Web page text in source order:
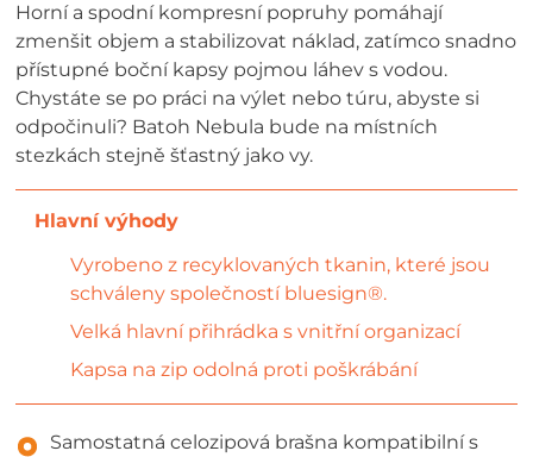
Horní a spodní kompresní popruhy pomáhají
zmenšit objem a stabilizovat náklad, zatímco snadno
přístupné boční kapsy pojmou láhev s vodou.
Chystáte se po práci na výlet nebo túru, abyste si
odpočinuli? Batoh Nebula bude na místních
stezkách stejně šťastný jako vy.
Vyrobeno z recyklovaných tkanin, které jsou
schváleny společností bluesign®.
Velká hlavní přihrádka s vnitřní organizací
Kapsa na zip odolná proti poškrábání
Samostatná celozipová brašna kompatibilní s